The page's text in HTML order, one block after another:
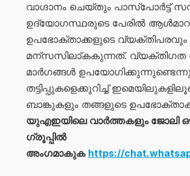
വാഗ്ദാനം ചെയ്തും
ഉദ്യോഗസ്ഥരുടെ പേരിൽ
ഉപഭോക്താക്കളുടെ വ്യക്തിപരവും
മന്സസിലാ്കകുന്നത്. വ്യക്തി​ഗത
മാർഗങ്ങൾ
തട്ടിപ്പുകളെക്കുറിച്ച്
ബാങ്കുകളും തങ്ങളുടെ
യുഎഇയിലെ വാർത്തകളും ജോലി
ഗ്രൂപ്പിൽ
അംഗമാകുക https://